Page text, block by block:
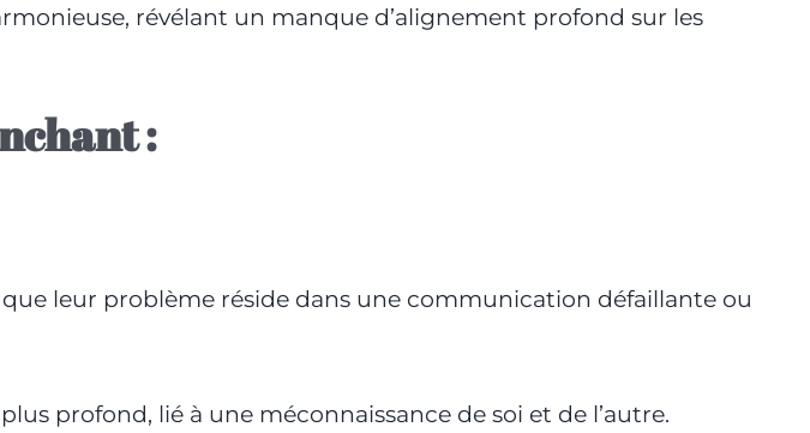
révélant un manque d’alignement profond sur les
:
leur problème réside dans une communication défaillante ou
profond, lié à une méconnaissance de soi et de l’autre.